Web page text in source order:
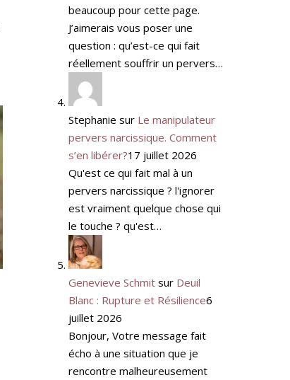
beaucoup pour cette page.
J’aimerais vous poser une
question : qu’est-ce qui fait
réellement souffrir un pervers…
Stephanie sur Le manipulateur
pervers narcissique. Comment
s’en libérer?17 juillet 2026
Qu'est ce qui fait mal à un
pervers narcissique ? l'ignorer
est vraiment quelque chose qui
le touche ? qu'est…
Genevieve Schmitsur Deuil
Blanc : Rupture et Résilience6
juillet 2026
Bonjour, Votre message fait
écho à une situation que je
rencontre malheureusement